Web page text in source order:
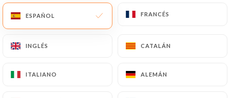
ESPAÑOL FRANCÉS
INGLÉS CATALÁN
ITALIANO ALEMÁN
ESPAÑOL FRANCÉS
INGLÉS CATALÁN
ITALIANO ALEMÁN